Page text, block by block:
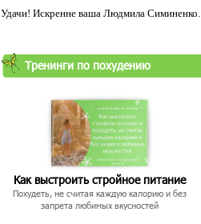
Удачи! Искренне ваша Людмила Симиненко.
Тренинги по похудению
Как выстроить стройное питание
Похудеть, не считая каждую калорию и без
запрета любимых вкусностей